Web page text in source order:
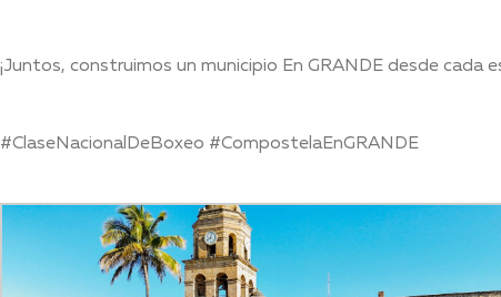
¡Juntos, construimos un municipio En GRANDE desde cada
#ClaseNacionalDeBoxeo #CompostelaEnGRANDE